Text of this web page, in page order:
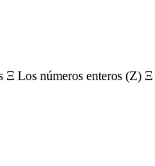
Los números enteros (Z)